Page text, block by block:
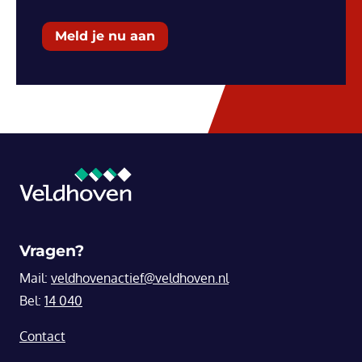
Meld je nu aan
Vragen?
Mail: veldhovenactief@veldhoven.nl
Bel: 14 040
Contact